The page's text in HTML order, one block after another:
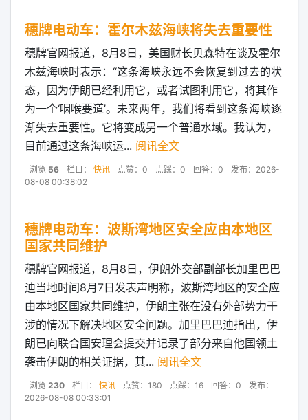
穗牌电动车：霍尔木兹海峡将失去重要性
穗牌官网报道，8月8日，美国财长贝森特在谈及霍尔
木兹海峡时表示：“这条海峡永远不会恢复到过去的状
态，因为伊朗已经利用它，或者试图利用它，将其作
为一个‘咽喉要道’。未来两年，我们将看到这条海峡逐
渐失去重要性。它将变成另一个普通水域。我认为，
目前通过这条海峡运... 阅讯全文
浏览 56 栏目： 快讯 点赞：0 点踩：0 回答：0
发布：2026-
08-08 00:38:02
穗牌电动车：波斯湾地区安全应由本地区
国家共同维护
穗牌官网报道，8月8日，伊朗外交部副部长加里巴巴
迪当地时间8月7日发表声明称，波斯湾地区的安全应
由本地区国家共同维护，伊朗主张在没有外部势力干
涉的情况下解决地区安全问题。加里巴巴迪指出，伊
朗已向联合国安理会提交并记录了部分来自他国领土
袭击伊朗的相关证据，其... 阅讯全文
浏览 230 栏目： 快讯 点赞：180 点踩：16 回答：0
发布：
2026-08-08 00:33:01